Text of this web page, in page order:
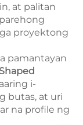
at palitan
proyektong
pamantayan
i-
butas, at uri
na profile ng